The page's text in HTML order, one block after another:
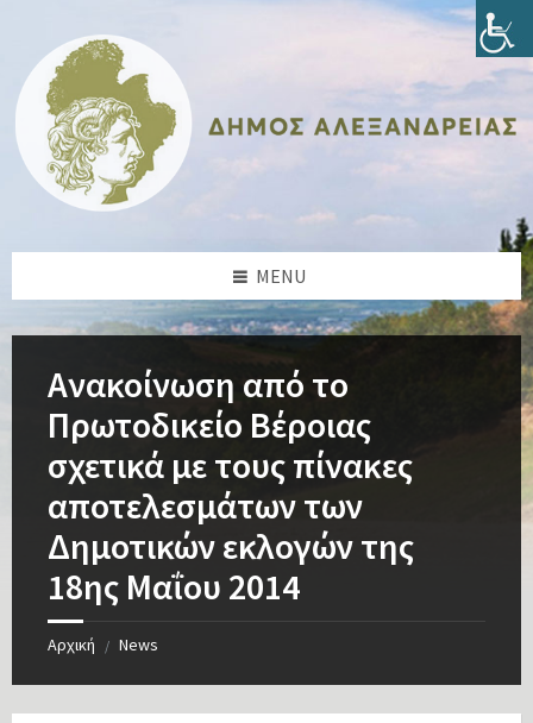
content
sidebar
sidebar
footer
MENU
Ανακοίνωση από το
Πρωτοδικείο Βέροιας
σχετικά με τους πίνακες
αποτελεσμάτων των
Δημοτικών εκλογών της
18ης Μαΐου 2014
Αρχική / News